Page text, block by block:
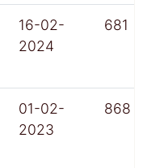
16-02-
2024
681
01-02-
2023
868